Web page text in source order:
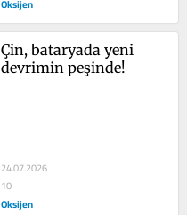
Oksijen
Çin, bataryada yeni
devrimin peşinde!
24.07.2026
10
Oksijen